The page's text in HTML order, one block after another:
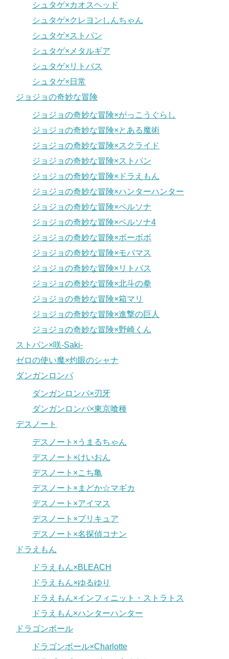
シュタゲ×カオスヘッド
シュタゲ×クレヨンしんちゃん
シュタゲ×ストパン
シュタゲ×メタルギア
シュタゲ×リトバス
シュタゲ×日常
ジョジョの奇妙な冒険
ジョジョの奇妙な冒険×がっこうぐらし
ジョジョの奇妙な冒険×とある魔術
ジョジョの奇妙な冒険×スクライド
ジョジョの奇妙な冒険×ストパン
ジョジョの奇妙な冒険×ドラえもん
ジョジョの奇妙な冒険×ハンターハンター
ジョジョの奇妙な冒険×ペルソナ
ジョジョの奇妙な冒険×ペルソナ4
ジョジョの奇妙な冒険×ボーボボ
ジョジョの奇妙な冒険×モバマス
ジョジョの奇妙な冒険×リトバス
ジョジョの奇妙な冒険×北斗の拳
ジョジョの奇妙な冒険×箱マリ
ジョジョの奇妙な冒険×進撃の巨人
ジョジョの奇妙な冒険×野崎くん
ストパン×咲-Saki-
ゼロの使い魔×灼眼のシャナ
ダンガンロンパ
ダンガンロンパ×刃牙
ダンガンロンパ×東京喰種
デスノート
デスノート×うまるちゃん
デスノート×けいおん
デスノート×こち亀
デスノート×まどか☆マギカ
デスノート×アイマス
デスノート×プリキュア
デスノート×名探偵コナン
ドラえもん
ドラえもん×BLEACH
ドラえもん×ゆるゆり
ドラえもん×インフィニット・ストラトス
ドラえもん×ハンターハンター
ドラゴンボール
ドラゴンボール×Charlotte